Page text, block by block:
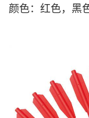
颜色：红色，黑